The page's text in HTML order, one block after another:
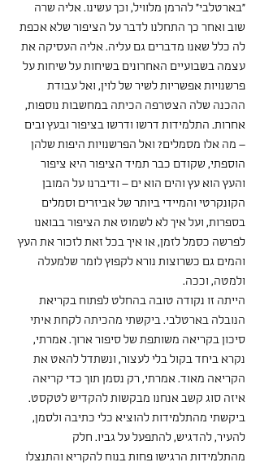
"בארטלבי" להרמן מלוויל, וכך עשינו. אליה שרה
שוב ואחר כך התחלנו לדבר על הציפור שלא אכפת
לה כלל שאנו מדברים גם עליה. אליה העסיקה את
עצמה בשבועיים האחרונים בשיחות על שיחות על
פרשנויות אפשריות לשיר של לוין, ואל עבודת
ההכנה שלה הצטרפה הכיתה במחשבות נוספות,
אחרות. התלמידות דרשו ודרשו בציפור ובעץ ובים
– מה אלו מסמלים? ואל הפרשנויות היפות שלהן
הוספתי, שקודם כבר תמיד הציפור היא ציפור
והעץ הוא עץ והים הוא ים – ודיברנו על המובן
הקונקרטי והמיידי ביותר של אביזרים וסמלים
בספרות, ועל איך לא לשמוט את הציפור בבואנו
לפרשה כסמל לזמן, או איך בכל זאת לזכור את העץ
והמים גם כשרוצות נורא לקפוץ לומר שלמעלה
ולמטה, וככה.
הייתה זו נקודה טובה בהחלט לפתוח בקריאת
הנובלה בארטלבי. ביקשתי מהכיתה לקחת איתי
סיכון בקריאה משותפת של סיפור ארוך. אמרתי,
נקרא ביחד בקול בלי לעצור, ונשתדל להאט את
הקריאה מאוד. אמרתי, רק נסמן תוך כדי קריאה
איזה סוג קשב אנחנו מבקשות להקדיש לטקסט.
ביקשתי מהתלמידות להוציא כלי כתיבה ולסמן,
להעיר, להדגיש, להתפעל על גביו. חלק
מהתלמידות הרגישו פחות בנוח להקריא והתנצלו